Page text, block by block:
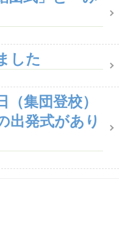
した
集団登校）
出発式があり